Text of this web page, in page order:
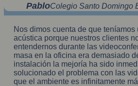
PabloColegio Santo Domingo
Nos dimos cuenta de que teníamos
acústica porque nuestros clientes
entendernos durante las
masa en la oficina era demasiado
instalación la mejoría ha sido
solucionado el problema con las
que el ambiente es infinitamente